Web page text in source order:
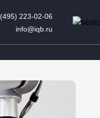
223-02-06
info@iqb.ru